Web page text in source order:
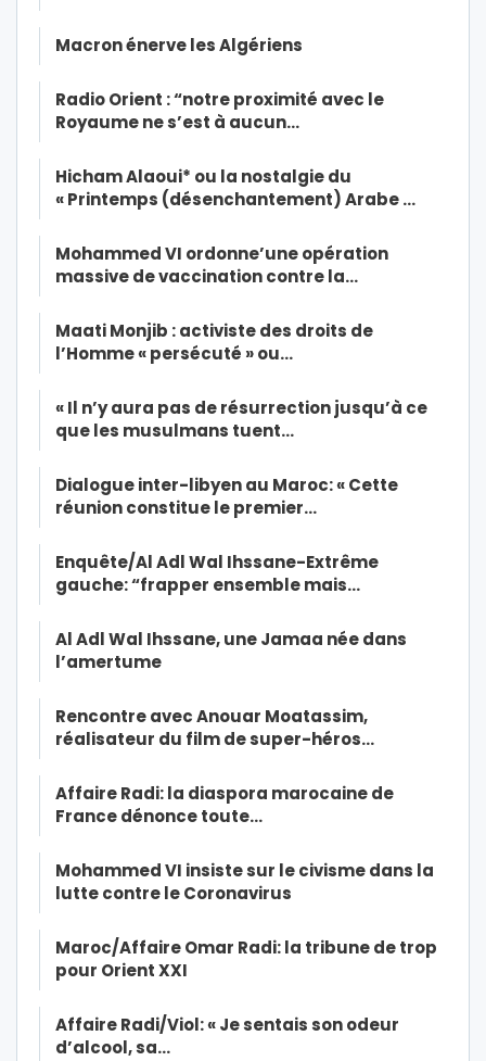
Macron énerve les Algériens
Radio Orient : “notre proximité avec le
Royaume ne s’est à aucun…
Hicham Alaoui* ou la nostalgie du
« Printemps (désenchantement) Arabe …
Mohammed VI ordonne’une opération
massive de vaccination contre la…
Maati Monjib : activiste des droits de
l’Homme « persécuté » ou…
« Il n’y aura pas de résurrection jusqu’à ce
que les musulmans tuent…
Dialogue inter-libyen au Maroc: « Cette
réunion constitue le premier…
Enquête/Al Adl Wal Ihssane-Extrême
gauche: “frapper ensemble mais…
Al Adl Wal Ihssane, une Jamaa née dans
l’amertume
Rencontre avec Anouar Moatassim,
réalisateur du film de super-héros…
Affaire Radi: la diaspora marocaine de
France dénonce toute…
Mohammed VI insiste sur le civisme dans la
lutte contre le Coronavirus
Maroc/Affaire Omar Radi: la tribune de trop
pour Orient XXI
Affaire Radi/Viol: « Je sentais son odeur
d’alcool, sa…